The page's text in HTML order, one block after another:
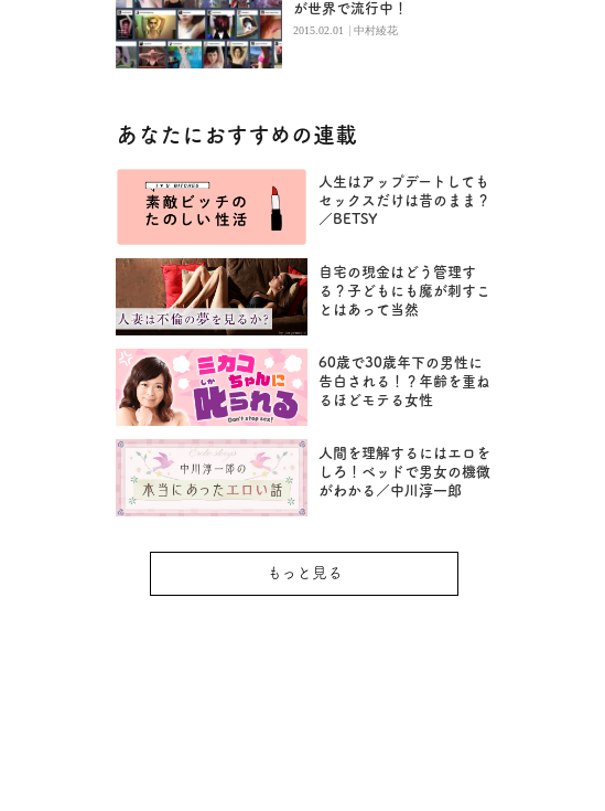
が世界で流行中！
2015.02.01 | 中村綾花
あなたにおすすめの連載
人生はアップデートしても
セックスだけは昔のまま？
／BETSY
自宅の現金はどう管理す
る？子どもにも魔が刺すこ
とはあって当然
60歳で30歳年下の男性に
告白される！？年齢を重ね
るほどモテる女性
人間を理解するにはエロを
しろ！ベッドで男女の機微
がわかる／中川淳一郎
もっと見る